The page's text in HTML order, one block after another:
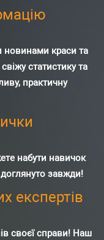
новинами краси та
статистику та
практичну
набути навичок
завжди!
експертів
своєї справи! Наш